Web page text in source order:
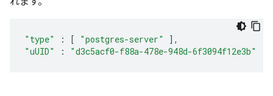
"type" : [ "postgres-server"
],
"uUID"
: "d3c5acf0-f88a-478e-948d-6f3094f12e3b"